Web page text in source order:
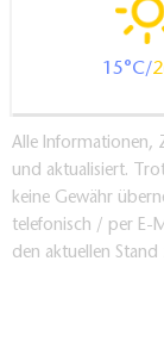
15
Alle Informationen,
und aktualisiert.
keine Gewähr
telefonisch / per E-
den aktuellen Stand